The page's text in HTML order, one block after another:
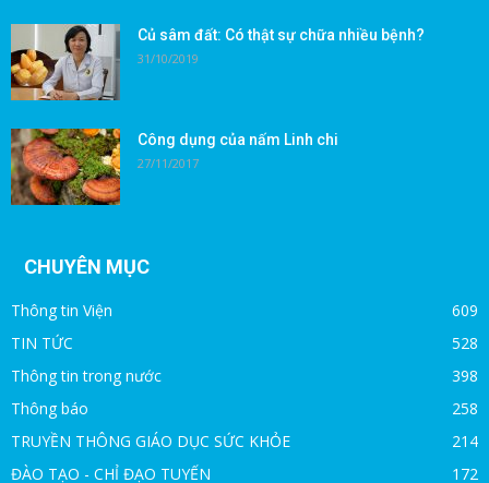
Củ sâm đất: Có thật sự chữa nhiều bệnh?
31/10/2019
Công dụng của nấm Linh chi
27/11/2017
CHUYÊN MỤC
Thông tin Viện
609
TIN TỨC
528
Thông tin trong nước
398
Thông báo
258
TRUYỀN THÔNG GIÁO DỤC SỨC KHỎE
214
ĐÀO TẠO - CHỈ ĐẠO TUYẾN
172